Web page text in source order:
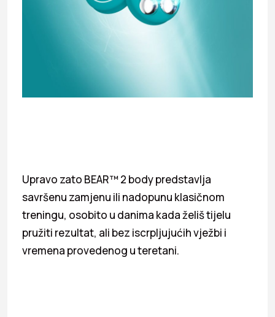
Upravo zato BEAR™ 2 body predstavlja
savršenu zamjenu ili nadopunu klasičnom
treningu, osobito u danima kada želiš tijelu
pružiti rezultat, ali bez iscrpljujućih vježbi i
vremena provedenog u teretani.